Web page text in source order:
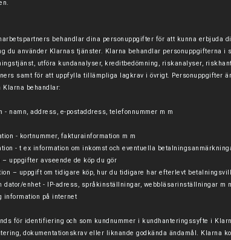
behandlar dina personuppgifter för att kunna erbjuda
du använder Klarnas tjänster. Klarna behandlar
utföra kundanalyser, kreditbedömning, riskanalyser,
samt för att uppfylla tillämpliga lagkrav i övrigt. Personuppgifter
Klarna behandlar:
- namn, address, e-postaddress, telefonnummer m m
- kortnummer, fakturainformation m m
- t ex information om inkomst och eventuella
uppgifter avseende de köp du gör
– uppgift om tidigare köp, hur du tidigare har efterlevt
dator/enhet - IP-adress, språkinställningar, webbläsarinställningar m
information på internet
för identifiering och som kundnummer i kundhanteringssyfte i
dokumentationskrav eller liknande godkända ändamål.